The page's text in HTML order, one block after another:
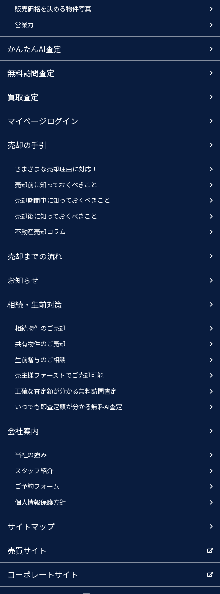
販売価格を決める物件写真
営業力
かんたんAI査定
無料訪問査定
買取査定
マイページログイン
売却の手引
さまざまな売却理由に対応！
売却前に知っておくべきこと
売却期間中に知っておくべきこと
売却後に知っておくべきこと
不動産売却コラム
売却までの流れ
お知らせ
相続・生前対策
相続物件のご売却
共有物件のご売却
生前贈与のご相談
売主様ファーストでご売却可能
正確な査定額が分かる無料訪問査定
いつでも即査定額が分かる無料AI査定
会社案内
当社の強み
スタッフ紹介
ご予約フォーム
個人情報保護方針
サイトマップ
売買サイト
コーポレートサイト